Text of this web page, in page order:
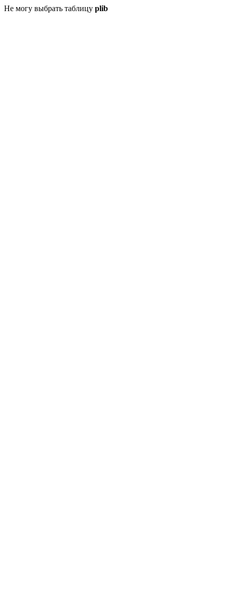
Не могу выбрать таблицу plib